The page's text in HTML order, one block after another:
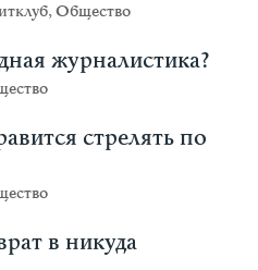
,Общество
журналистика?
стрелять по
в никуда